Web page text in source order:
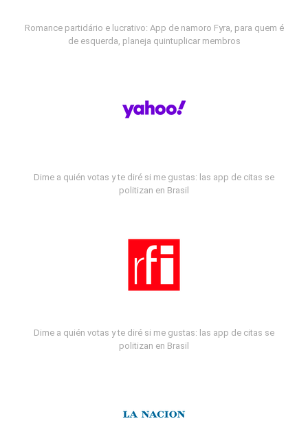
Romance partidário e lucrativo: App de namoro Fyra, para quem é
de esquerda, planeja quintuplicar membros
Dime a quién votas y te diré si me gustas: las app de citas se
politizan en Brasil
Dime a quién votas y te diré si me gustas: las app de citas se
politizan en Brasil